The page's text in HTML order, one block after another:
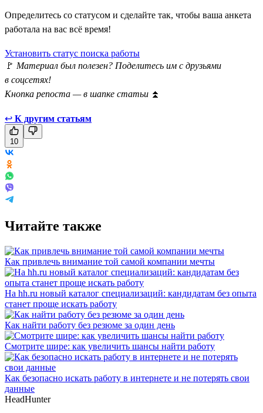
Определитесь со статусом и сделайте так, чтобы ваша анкета
работала на вас всё время!
Установить статус поиска работы
🚩 Материал был полезен? Поделитесь им с друзьями
в соцсетях!
Кнопка репоста — в шапке статьи ⏫
↩ К другим статьям
10
Читайте также
Как привлечь внимание той самой компании мечты
На hh.ru новый каталог специализаций: кандидатам без опыта
станет проще искать работу
Как найти работу без резюме за один день
Смотрите шире: как увеличить шансы найти работу
Как безопасно искать работу в интернете и не потерять свои
данные
HeadHunter